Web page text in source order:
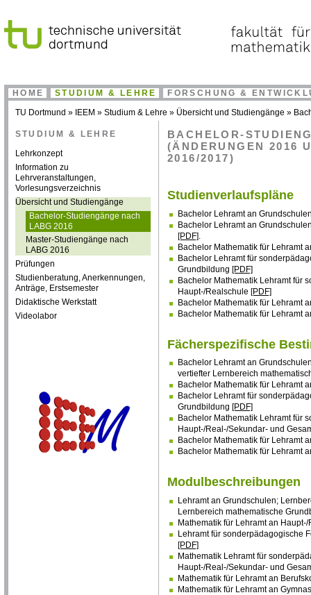
HOME STUDIUM & LEHRE FORSCHUNG &
TU Dortmund » IEEM » Studium & Lehre » Übersicht und Studiengänge »
STUDIUM & LEHRE
Lehrkonzept
Information zu
Lehrveranstaltungen,
Vorlesungsverzeichnis
Übersicht und Studiengänge
Bachelor-Studiengänge nach
LABG 2016
Master-Studiengänge nach
LABG 2016
Prüfungen
Studienberatung, Anerkennungen,
Anträge, Erstsemester
Didaktische Werkstatt
Videolabor
BACHELOR-
(ÄNDERUNGEN 2016
2016/2017)
Studienverlaufspläne
Bachelor Lehramt an
Bachelor Lehramt an
[PDF].
Bachelor Mathematik für Lehramt
Bachelor Lehramt für
Grundbildung [PDF]
Bachelor Mathematik Lehramt für
Haupt-/Realschule [PDF]
Bachelor Mathematik für Lehramt
Bachelor Mathematik für Lehramt
Fächerspezifische
Bachelor Lehramt an
vertiefter Lernbereich
Bachelor Mathematik für Lehramt
Bachelor Lehramt für
Grundbildung [PDF]
Bachelor Mathematik Lehramt für
Haupt-/Real-/Sekundar- und
Bachelor Mathematik für Lehramt
Bachelor Mathematik für Lehramt
Modulbeschreibungen
Lehramt an Grundschulen;
Lernbereich mathematische
Mathematik für Lehramt an
Lehramt für sonderpädagogische
[PDF]
Mathematik Lehramt für
Haupt-/Real-/Sekundar- und
Mathematik für Lehramt an
Mathematik für Lehramt an